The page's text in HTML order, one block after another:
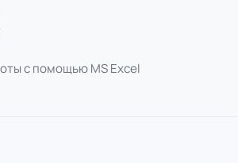
с помощью MS Excel